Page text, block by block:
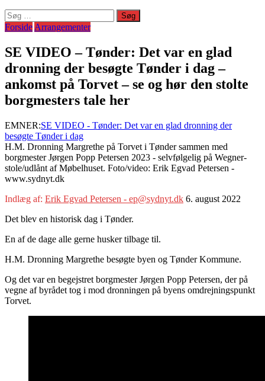
Søg
efter:
Forside Arrangementer
SE VIDEO – Tønder: Det var en glad
dronning der besøgte Tønder i dag –
ankomst på Torvet – se og hør den stolte
borgmesters tale her
EMNER:SE VIDEO - Tønder: Det var en glad dronning der
besøgte Tønder i dag
H.M. Dronning Margrethe på Torvet i Tønder sammen med
borgmester Jørgen Popp Petersen 2023 - selvfølgelig på Wegner-
stole/udlånt af Møbelhuset. Foto/video: Erik Egvad Petersen -
www.sydnyt.dk
Indlæg af: Erik Egvad Petersen - ep@sydnyt.dk 6. august 2022
Det blev en historisk dag i Tønder.
En af de dage alle gerne husker tilbage til.
H.M. Dronning Margrethe besøgte byen og Tønder Kommune.
Og det var en begejstret borgmester Jørgen Popp Petersen, der på
vegne af byrådet tog i mod dronningen på byens omdrejningspunkt
Torvet.